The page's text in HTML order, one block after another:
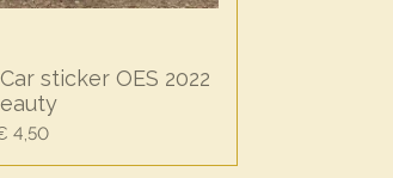
sticker OES 2022
4,50